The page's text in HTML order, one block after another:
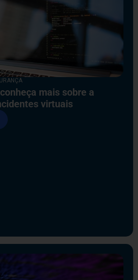
mais sobre a
virtuais